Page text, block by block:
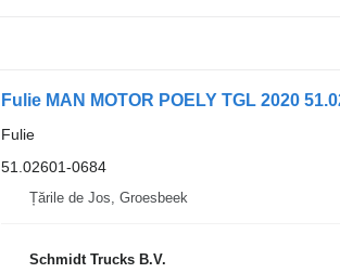
Fulie MAN MOTOR POELY TGL 2020
Fulie
51.02601-0684
Țările de Jos, Groesbeek
Schmidt Trucks B.V.